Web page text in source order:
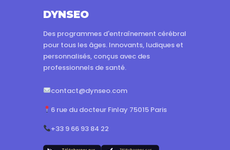
DYNSEO
Des programmes d'entraînement cérébral
pour tous les âges. Innovants, ludiques et
personnalisés, conçus avec des
professionnels de santé.
contact@dynseo.com
6 rue du docteur Finlay 75015 Paris
+33 9 66 93 84 22